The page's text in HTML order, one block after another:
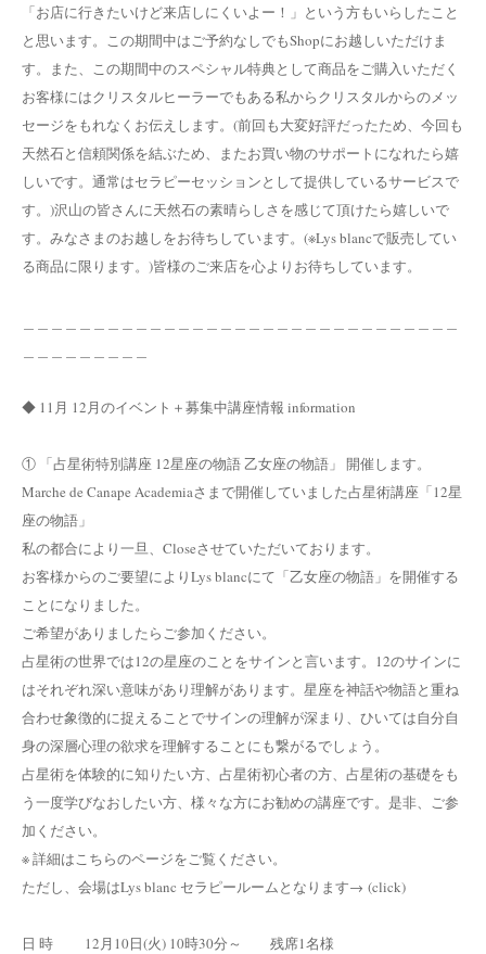
「お店に行きたいけど来店しにくいよー！」という方もいらしたこと
と思います。この期間中はご予約なしでもShopにお越しいただけま
す。また、この期間中のスペシャル特典として商品をご購入いただく
お客様にはクリスタルヒーラーでもある私からクリスタルからのメッ
セージをもれなくお伝えします。(前回も大変好評だったため、今回も
天然石と信頼関係を結ぶため、またお買い物のサポートになれたら嬉
しいです。通常はセラピーセッションとして提供しているサービスで
す。)沢山の皆さんに天然石の素晴らしさを感じて頂けたら嬉しいで
す。みなさまのお越しをお待ちしています。(※Lys blancで販売してい
る商品に限ります。)皆様のご来店を心よりお待ちしています。
◆ 11月 12月のイベント＋募集中講座情報 information
① 「占星術特別講座 12星座の物語 乙女座の物語」 開催します。
Marche de Canape Academiaさまで開催していました占星術講座「12星
座の物語」
私の都合により一旦、Closeさせていただいております。
お客様からのご要望によりLys blancにて「乙女座の物語」を開催する
ことになりました。
ご希望がありましたらご参加ください。
占星術の世界では12の星座のことをサインと言います。12のサインに
はそれぞれ深い意味があり理解があります。星座を神話や物語と重ね
合わせ象徴的に捉えることでサインの理解が深まり、ひいては自分自
身の深層心理の欲求を理解することにも繋がるでしょう。
占星術を体験的に知りたい方、占星術初心者の方、占星術の基礎をも
う一度学びなおしたい方、様々な方にお勧めの講座です。是非、ご参
加ください。
※ 詳細はこちらのページをご覧ください。
ただし、会場はLys blanc セラピールームとなります→ (click)
日 時 12月10日(火) 10時30分～ 残席1名様